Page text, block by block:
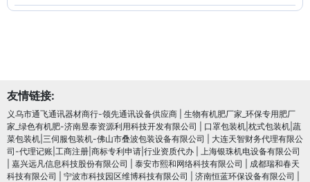
友情链接:
义乌市通飞通讯器材商行-领先通讯设备供应商
生物有机肥厂家_环保专用肥厂
家_绿色有机肥-济南昱泰资源利用科技开发有限公司
口罩包装机|枕式包装机|蔬
菜包装机|三伺服包装机-佛山市叠波包装设备有限公司
大连天智财务代理有限公
司-代理记账|工商注册|商标专利申请|行业资质代办
上海银珠机电设备有限公司
嘉兴远凡信息科技股份有限公司 泰安市熙和网络科技有限公司
成都瑞和春天
科技有限公司
宁波市科技园区维博科技有限公司 济南恒蓝环保设备有限公司